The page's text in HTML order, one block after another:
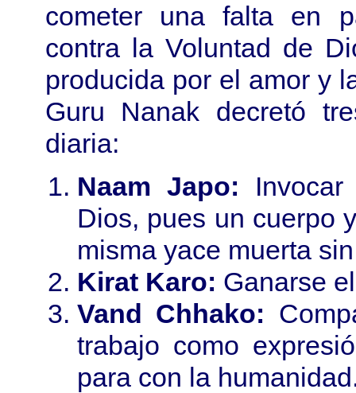
cometer una falta en
contra la Voluntad de
producida por el amor y
Guru Nanak decretó
diaria:
Naam Japo:
Dios, pues un cuerpo
misma yace muerta
Kirat Karo: Ganarse
Vand Chhako:
trabajo como
para con la